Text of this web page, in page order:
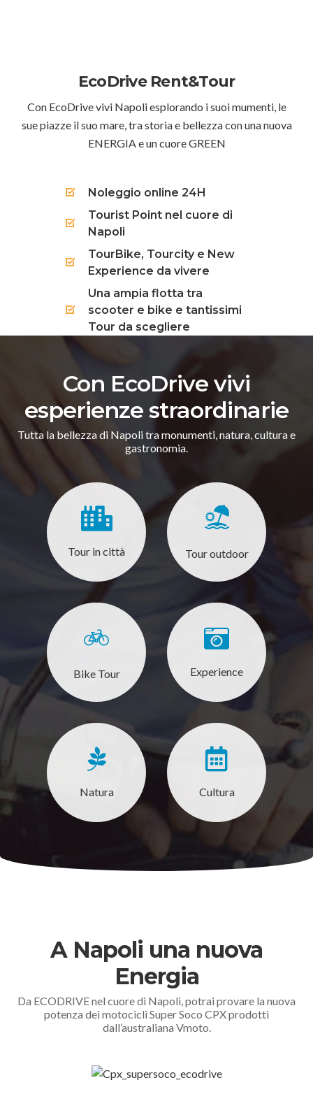
EcoDrive Rent&Tour
Con EcoDrive vivi Napoli esplorando i suoi mumenti, le
sue piazze il suo mare, tra storia e bellezza con una nuova
ENERGIA e un cuore GREEN
Noleggio online 24H
Tourist Point nel cuore di
Napoli
TourBike, Tourcity e New
Experience da vivere
Una ampia flotta tra
scooter e bike e tantissimi
Tour da scegliere
Con EcoDrive vivi
esperienze straordinarie
Tutta la bellezza di Napoli tra monumenti, natura, cultura e
gastronomia.
Tour in città Tour outdoor
Bike Tour Experience
Natura Cultura
A Napoli una nuova
Energia
Da ECODRIVE nel cuore di Napoli, potrai provare la nuova
potenza dei motocicli Super Soco CPX prodotti
dall’australiana Vmoto.